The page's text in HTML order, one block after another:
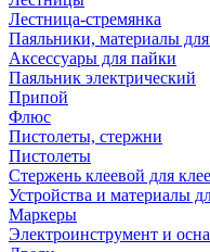
Лестница-стремянка
Паяльники, материалы
Аксессуары для пайки
Паяльник электрический
Припой
Флюс
Пистолеты, стержни
Пистолеты
Стержень клеевой для
Устройства и материалы
Маркеры
Электроинструмент и